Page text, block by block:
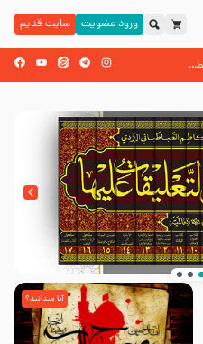
ورود عضویت سایت قدیم
آیا میدانید اولین زائران مزار مطهر امام حسین (علیه السلام) چه کسانی بو
اسنادی کهن دال بر شهرت زیارت اربعین نزد امامیه در قرن ۶ و ۷ هجری
و التعليقات عليها”
زیبا و شکیل
آیا میدانید؟